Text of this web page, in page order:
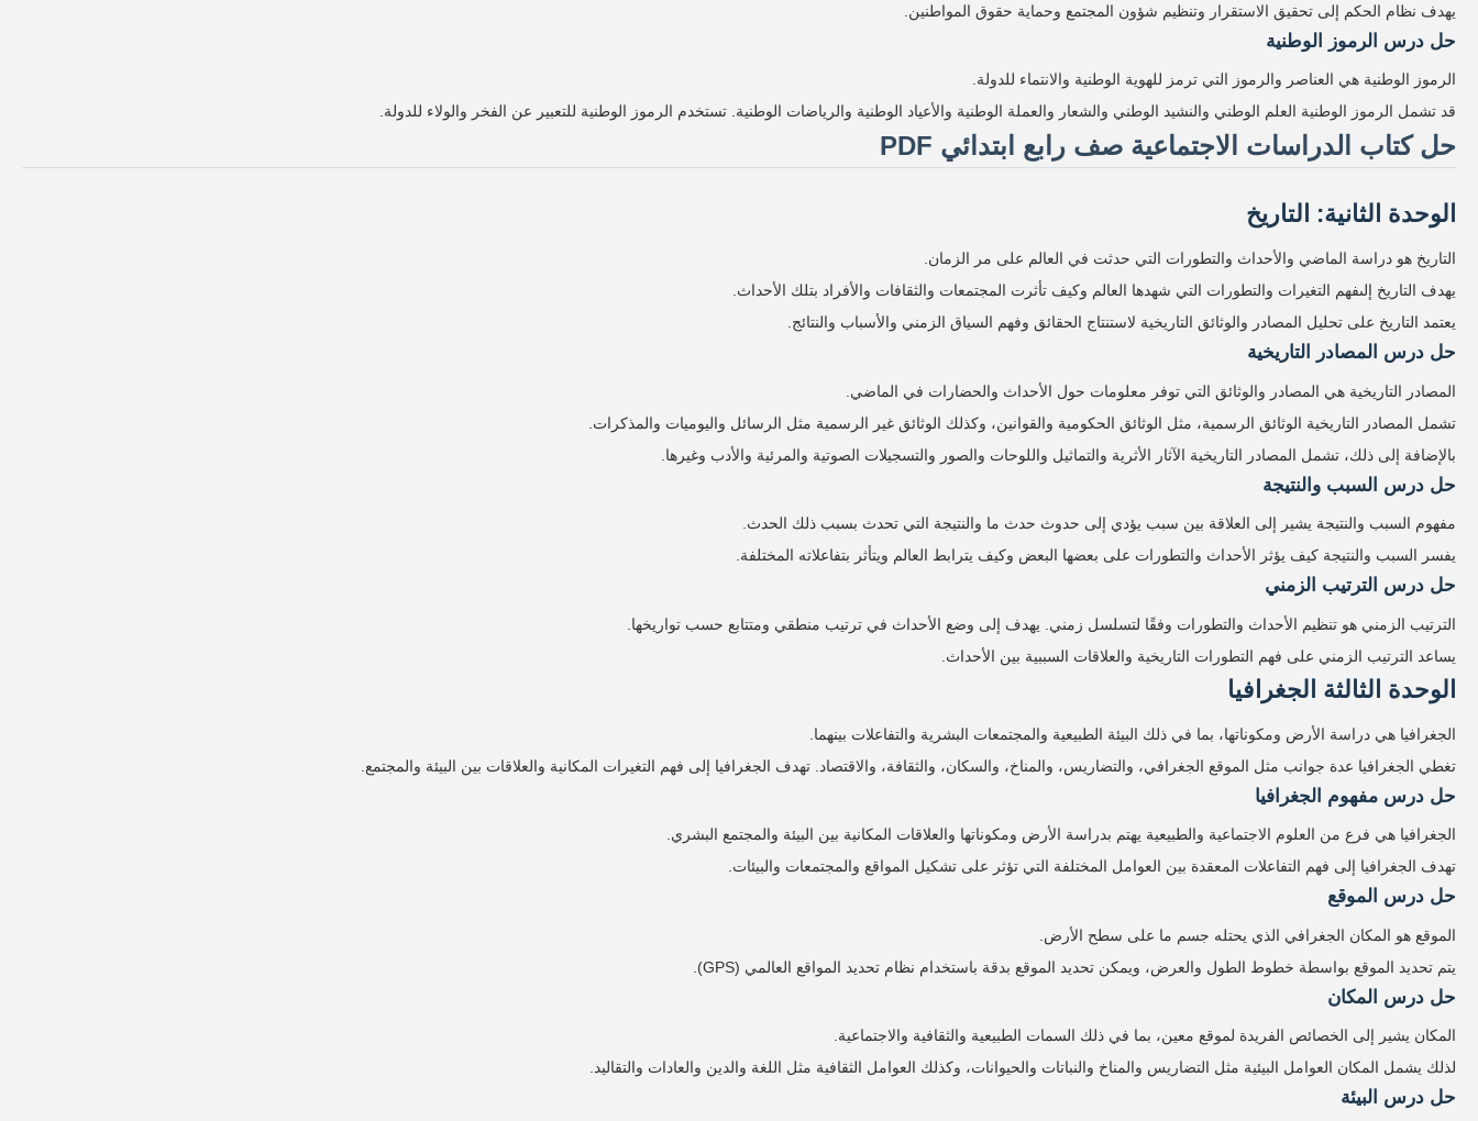
يهدف نظام الحكم إلى تحقيق الاستقرار وتنظيم شؤون المجتمع وحماية حقوق المواطنين.
حل درس الرموز الوطنية
الرموز الوطنية هي العناصر والرموز التي ترمز للهوية الوطنية والانتماء للدولة.
قد تشمل الرموز الوطنية العلم الوطني والنشيد الوطني والشعار والعملة الوطنية والأعياد الوطنية والرياضات الوطنية. تستخدم الرموز الوطنية للتعبير عن الفخر والولاء للدولة.
حل كتاب الدراسات الاجتماعية صف رابع ابتدائي PDF
الوحدة الثانية: التاريخ
التاريخ هو دراسة الماضي والأحداث والتطورات التي حدثت في العالم على مر الزمان.
يهدف التاريخ إلىفهم التغيرات والتطورات التي شهدها العالم وكيف تأثرت المجتمعات والثقافات والأفراد بتلك الأحداث.
يعتمد التاريخ على تحليل المصادر والوثائق التاريخية لاستنتاج الحقائق وفهم السياق الزمني والأسباب والنتائج.
حل درس المصادر التاريخية
المصادر التاريخية هي المصادر والوثائق التي توفر معلومات حول الأحداث والحضارات في الماضي.
تشمل المصادر التاريخية الوثائق الرسمية، مثل الوثائق الحكومية والقوانين، وكذلك الوثائق غير الرسمية مثل الرسائل واليوميات والمذكرات.
بالإضافة إلى ذلك، تشمل المصادر التاريخية الآثار الأثرية والتماثيل واللوحات والصور والتسجيلات الصوتية والمرئية والأدب وغيرها.
حل درس السبب والنتيجة
مفهوم السبب والنتيجة يشير إلى العلاقة بين سبب يؤدي إلى حدوث حدث ما والنتيجة التي تحدث بسبب ذلك الحدث.
يفسر السبب والنتيجة كيف يؤثر الأحداث والتطورات على بعضها البعض وكيف يترابط العالم ويتأثر بتفاعلاته المختلفة.
حل درس الترتيب الزمني
الترتيب الزمني هو تنظيم الأحداث والتطورات وفقًا لتسلسل زمني. يهدف إلى وضع الأحداث في ترتيب منطقي ومتتابع حسب تواريخها.
يساعد الترتيب الزمني على فهم التطورات التاريخية والعلاقات السببية بين الأحداث.
الوحدة الثالثة الجغرافيا
الجغرافيا هي دراسة الأرض ومكوناتها، بما في ذلك البيئة الطبيعية والمجتمعات البشرية والتفاعلات بينهما.
تغطي الجغرافيا عدة جوانب مثل الموقع الجغرافي، والتضاريس، والمناخ، والسكان، والثقافة، والاقتصاد. تهدف الجغرافيا إلى فهم التغيرات المكانية والعلاقات بين البيئة والمجتمع.
حل درس مفهوم الجغرافيا
الجغرافيا هي فرع من العلوم الاجتماعية والطبيعية يهتم بدراسة الأرض ومكوناتها والعلاقات المكانية بين البيئة والمجتمع البشري.
تهدف الجغرافيا إلى فهم التفاعلات المعقدة بين العوامل المختلفة التي تؤثر على تشكيل المواقع والمجتمعات والبيئات.
حل درس الموقع
الموقع هو المكان الجغرافي الذي يحتله جسم ما على سطح الأرض.
يتم تحديد الموقع بواسطة خطوط الطول والعرض، ويمكن تحديد الموقع بدقة باستخدام نظام تحديد المواقع العالمي (GPS).
حل درس المكان
المكان يشير إلى الخصائص الفريدة لموقع معين، بما في ذلك السمات الطبيعية والثقافية والاجتماعية.
لذلك يشمل المكان العوامل البيئية مثل التضاريس والمناخ والنباتات والحيوانات، وكذلك العوامل الثقافية مثل اللغة والدين والعادات والتقاليد.
حل درس البيئة